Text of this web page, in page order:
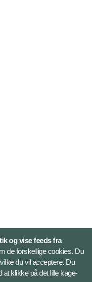
og vise feeds fra
de forskellige cookies. Du
du vil acceptere. Du
klikke på det lille kage-